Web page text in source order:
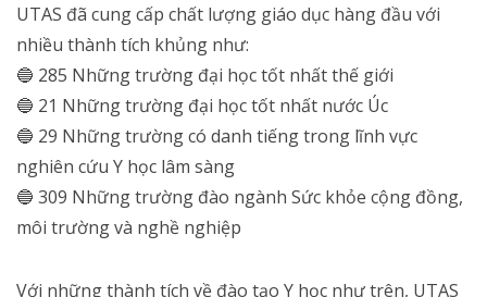
UTAS đã cung cấp chất lượng giáo dục hàng đầu với
nhiều thành tích khủng như:
🔵 285 Những trường đại học tốt nhất thế giới
🔵 21 Những trường đại học tốt nhất nước Úc
🔵 29 Những trường có danh tiếng trong lĩnh vực
nghiên cứu Y học lâm sàng
🔵 309 Những trường đào ngành Sức khỏe cộng đồng,
môi trường và nghề nghiệp
Với những thành tích về đào tạo Y học như trên, UTAS